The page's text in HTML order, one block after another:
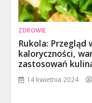
ZDROWIE
Rukola: Przegląd
kaloryczności,
zastosowań
14 kwietnia 2024